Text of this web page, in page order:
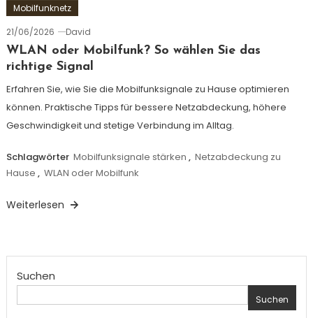
Mobilfunknetz
21/06/2026
David
WLAN oder Mobilfunk? So wählen Sie das
richtige Signal
Erfahren Sie, wie Sie die Mobilfunksignale zu Hause optimieren
können. Praktische Tipps für bessere Netzabdeckung, höhere
Geschwindigkeit und stetige Verbindung im Alltag.
Schlagwörter Mobilfunksignale stärken , Netzabdeckung zu
Hause , WLAN oder Mobilfunk
Weiterlesen
Suchen
Suchen